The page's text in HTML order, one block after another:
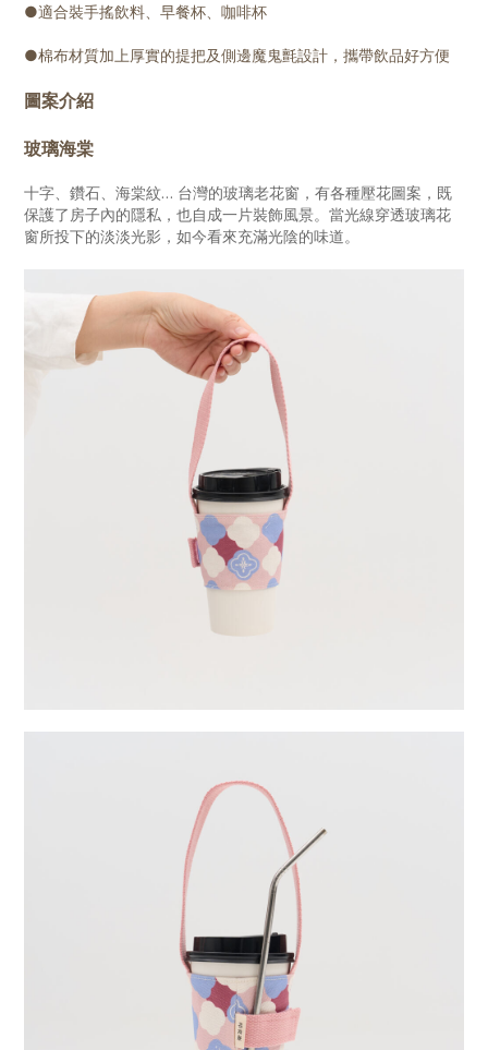
●適合裝手搖飲料、早餐杯、咖啡杯
●棉布材質加上厚實的提把及側邊魔鬼氈設計，攜帶飲品好方便
圖案介紹
玻璃海棠
十字、鑽石、海棠紋… 台灣的玻璃老花窗，有各種壓花圖案，既
保護了房子內的隱私，也自成一片裝飾風景。當光線穿透玻璃花
窗所投下的淡淡光影，如今看來充滿光陰的味道。